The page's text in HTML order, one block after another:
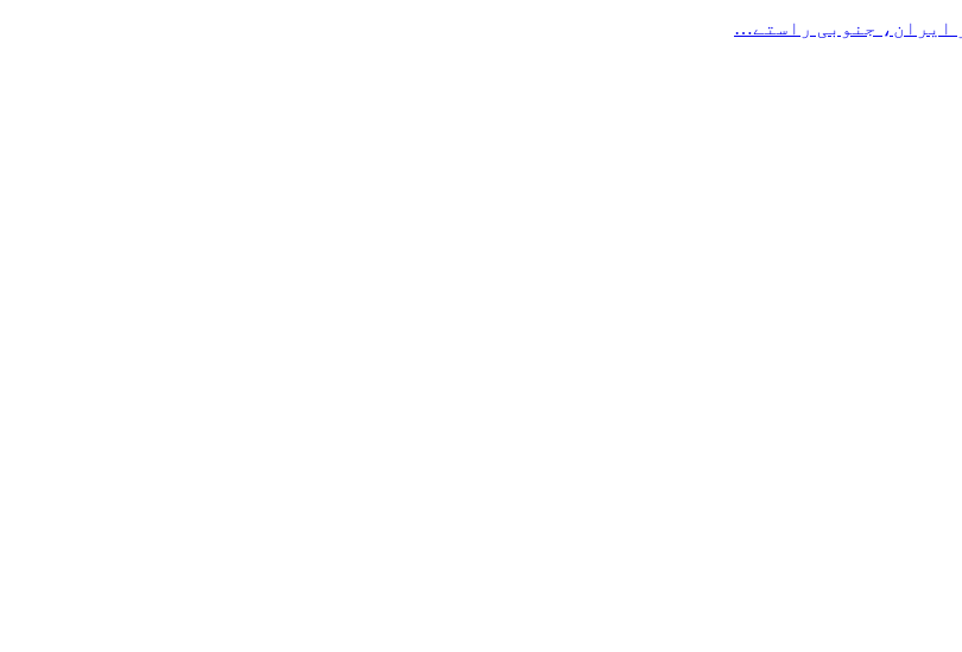
ایران، جنوبی راستے…